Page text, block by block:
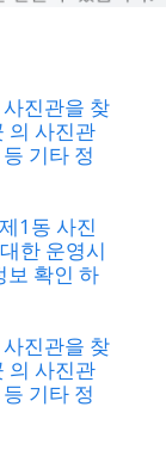
진관을 찾
의 사진관
기타 정
1동 사진
한 운영시
보 확인 하
진관을 찾
의 사진관
기타 정